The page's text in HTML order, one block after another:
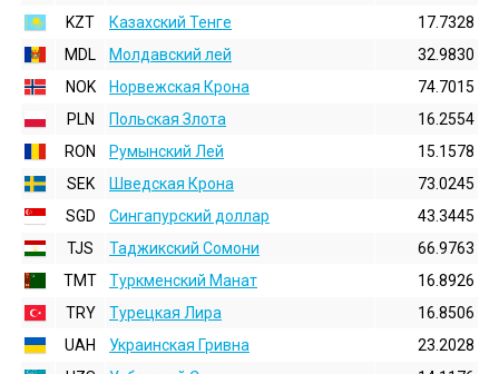
KZT
Казахский Тенге
17.7328
MDL
Молдавский лей
32.9830
NOK
Норвежская Крона
74.7015
PLN
Польская Злота
16.2554
RON
Румынский Лей
15.1578
SEK
Шведская Крона
73.0245
SGD
Сингапурский доллар
43.3445
TJS
Таджикский Сомони
66.9763
TMT
Туркменский Манат
16.8926
TRY
Турецкая Лира
16.8506
UAH
Украинская Гривна
23.2028